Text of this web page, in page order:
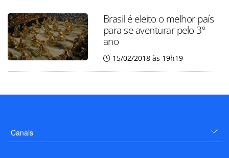
Brasil é eleito o melhor país
para se aventurar pelo 3º
ano
15/02/2018 às 19h19
Canais